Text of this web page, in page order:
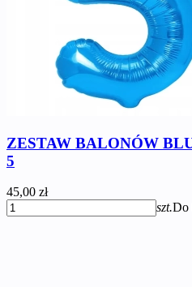
ZESTAW BALONÓW
5
45,00 zł
szt.Do